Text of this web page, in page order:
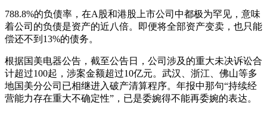
788.8%的负债率，在A股和港股上市公司中都极为罕见，意味
着公司的负债是资产的近八倍。即便将全部资产变卖，也只能
偿还不到13%的债务。
根据国美电器公告，截至公告日，公司涉及的重大未决诉讼合
计超过100起，涉案金额超过10亿元。武汉、浙江、佛山等多
地国美分公司已相继进入破产清算程序。年报中那句“持续经
营能力存在重大不确定性”，已是委婉得不能再委婉的表达。